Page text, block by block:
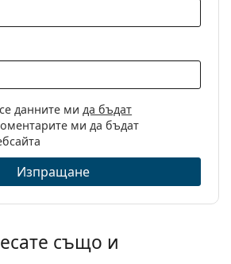
Дамски
Диоптрични очила
Miu Miu
0MU 01XV 19P1O1 50
данните мида бъдат
ми да бъдат
Изпращане
също и